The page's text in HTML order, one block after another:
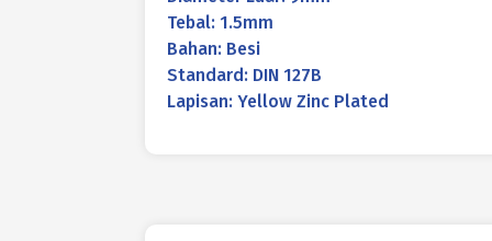
Tebal: 1.5mm
Bahan: Besi
Standard: DIN 127B
Lapisan: Yellow Zinc Plated